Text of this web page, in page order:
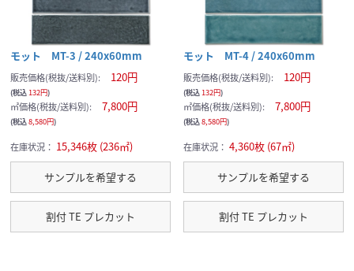
モット MT-3 / 240x60mm
販売価格(税抜/送料別): 120円
(税込 132円)
㎡価格(税抜/送料別): 7,800円
(税込8,580円)
在庫状況： 15,346枚 (236㎡)
サンプルを希望する
割付 TE プレカット
モット MT-4 / 240x60mm
販売価格(税抜/送料別): 120円
(税込 132円)
㎡価格(税抜/送料別): 7,800円
(税込8,580円)
在庫状況： 4,360枚 (67㎡)
サンプルを希望する
割付 TE プレカット